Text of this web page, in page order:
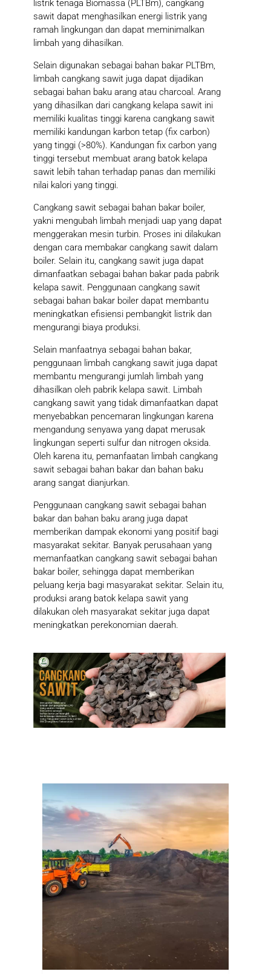
listrik tenaga Biomassa (PLTBm), cangkang
sawit dapat menghasilkan energi listrik yang
ramah lingkungan dan dapat meminimalkan
limbah yang dihasilkan.
Selain digunakan sebagai bahan bakar PLTBm,
limbah cangkang sawit juga dapat dijadikan
sebagai bahan baku arang atau charcoal. Arang
yang dihasilkan dari cangkang kelapa sawit ini
memiliki kualitas tinggi karena cangkang sawit
memiliki kandungan karbon tetap (fix carbon)
yang tinggi (>80%). Kandungan fix carbon yang
tinggi tersebut membuat arang batok kelapa
sawit lebih tahan terhadap panas dan memiliki
nilai kalori yang tinggi.
Cangkang sawit sebagai bahan bakar boiler,
yakni mengubah limbah menjadi uap yang dapat
menggerakan mesin turbin. Proses ini dilakukan
dengan cara membakar cangkang sawit dalam
boiler. Selain itu, cangkang sawit juga dapat
dimanfaatkan sebagai bahan bakar pada pabrik
kelapa sawit. Penggunaan cangkang sawit
sebagai bahan bakar boiler dapat membantu
meningkatkan efisiensi pembangkit listrik dan
mengurangi biaya produksi.
Selain manfaatnya sebagai bahan bakar,
penggunaan limbah cangkang sawit juga dapat
membantu mengurangi jumlah limbah yang
dihasilkan oleh pabrik kelapa sawit. Limbah
cangkang sawit yang tidak dimanfaatkan dapat
menyebabkan pencemaran lingkungan karena
mengandung senyawa yang dapat merusak
lingkungan seperti sulfur dan nitrogen oksida.
Oleh karena itu, pemanfaatan limbah cangkang
sawit sebagai bahan bakar dan bahan baku
arang sangat dianjurkan.
Penggunaan cangkang sawit sebagai bahan
bakar dan bahan baku arang juga dapat
memberikan dampak ekonomi yang positif bagi
masyarakat sekitar. Banyak perusahaan yang
memanfaatkan cangkang sawit sebagai bahan
bakar boiler, sehingga dapat memberikan
peluang kerja bagi masyarakat sekitar. Selain itu,
produksi arang batok kelapa sawit yang
dilakukan oleh masyarakat sekitar juga dapat
meningkatkan perekonomian daerah.